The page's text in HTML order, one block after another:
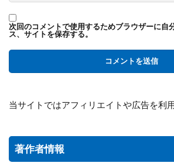
次回のコメントで使用するためブラウザーに自
ス、サイトを保存する。
当サイトではアフィリエイトや広告を利
著作者情報